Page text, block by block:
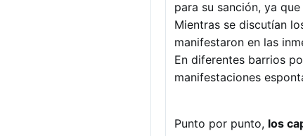
para su sanción, ya que
Mientras se discutían
manifestaron en las
En diferentes barrios
manifestaciones
Punto por punto, los